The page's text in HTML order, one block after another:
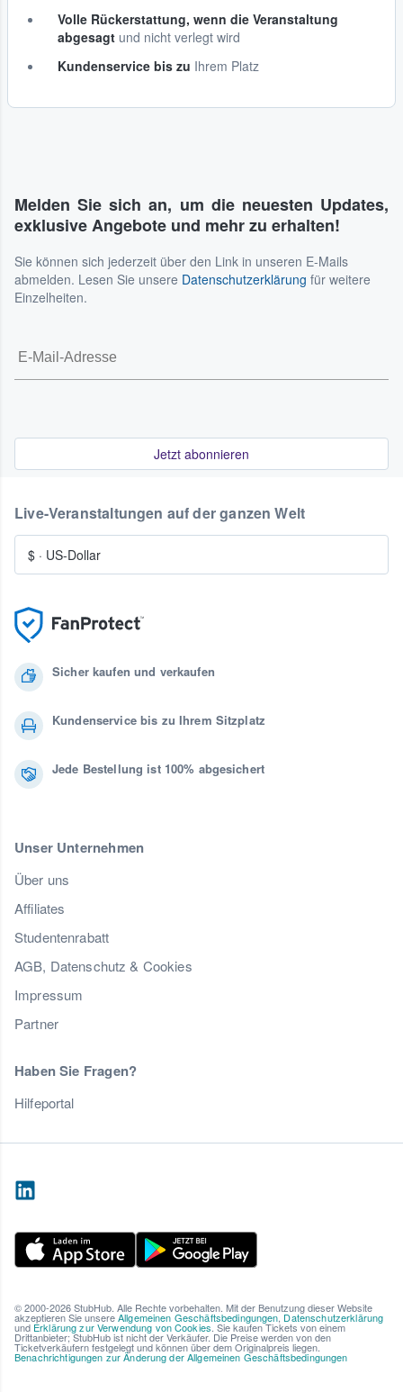
Volle Rückerstattung, wenn die Veranstaltung
abgesagt und nicht verlegt wird
Kundenservice bis zu Ihrem Platz
Melden Sie sich an, um die neuesten Updates,
exklusive Angebote und mehr zu erhalten!
Sie können sich jederzeit über den Link in unseren E-Mails
abmelden. Lesen Sie unsere Datenschutzerklärung für weitere
Einzelheiten.
Jetzt abonnieren
Sicher kaufen und verkaufen
Kundenservice bis zu Ihrem Sitzplatz
Jede Bestellung ist 100% abgesichert
Unser Unternehmen
Über uns
Affiliates
Studentenrabatt
AGB, Datenschutz & Cookies
Impressum
Partner
Haben Sie Fragen?
Hilfeportal
Live-Veranstaltungen auf der ganzen Welt
$ · US-Dollar
© 2000-2026 StubHub. Alle Rechte vorbehalten. Mit der Benutzung dieser Website
akzeptieren Sie unsereAllgemeinen Geschäftsbedingungen Datenschutzerklärung
und Erklärung zur Verwendung von Cookies . Sie kaufen Tickets von einem
Drittanbieter; StubHub ist nicht der Verkäufer. Die Preise werden von den
Ticketverkäufern festgelegt und können über dem Originalpreis liegen.
Benachrichtigungen zur Änderung der Allgemeinen Geschäftsbedingungen